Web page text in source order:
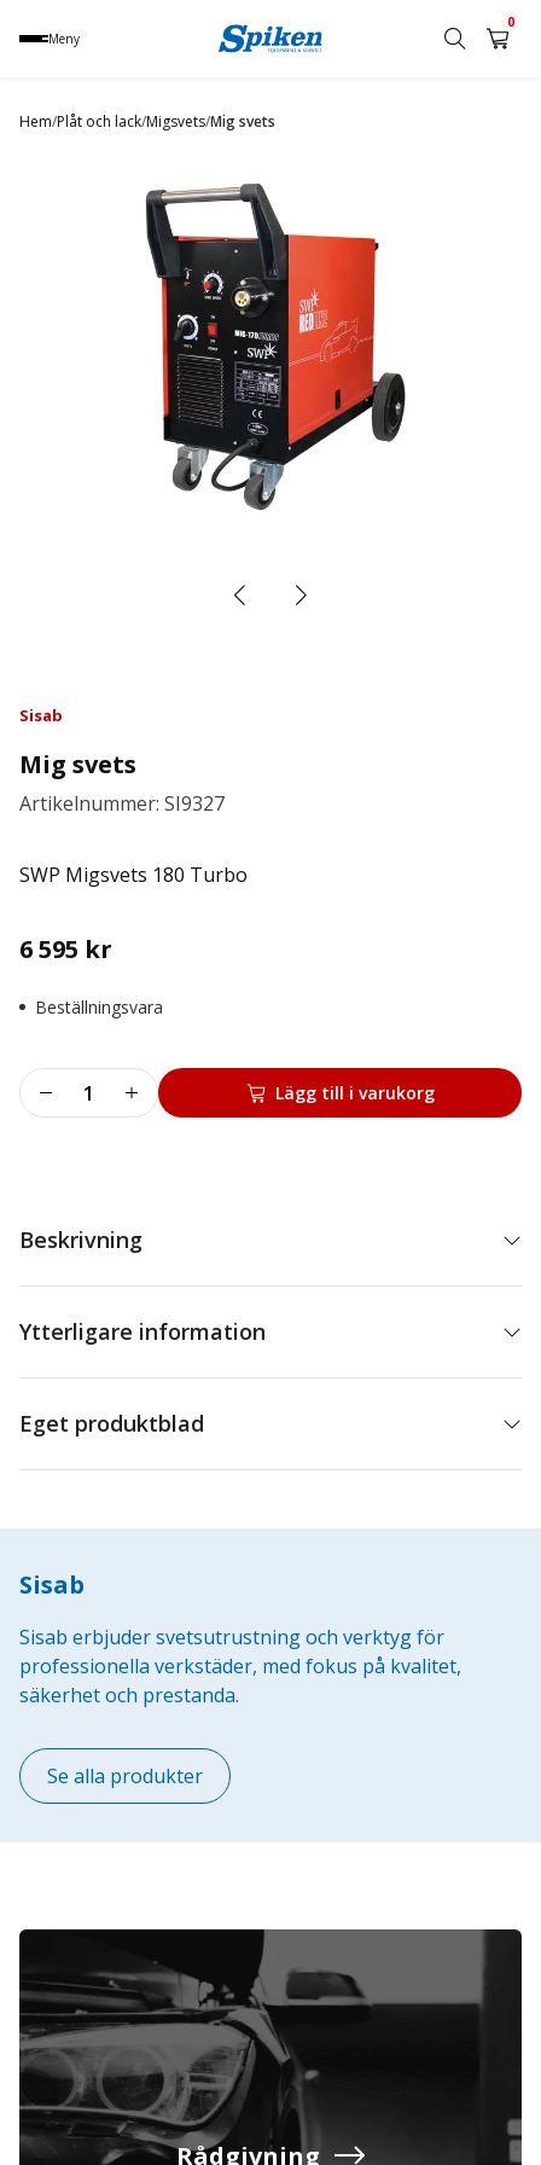
Meny
namn,
0
Hem/Plåt och lack/Migsvets/Mig svets
Sisab
Mig svets
Artikelnummer: SI9327
SWP Migsvets 180 Turbo
6 595 kr
Beställningsvara
Mig
svets
Lägg till i varukorg
Beskrivning
Ytterligare information
Eget produktblad
Sisab
Sisab erbjuder svetsutrustning och verktyg för
professionella verkstäder, med fokus på kvalitet,
säkerhet och prestanda.
Se alla produkter
Rådgivning